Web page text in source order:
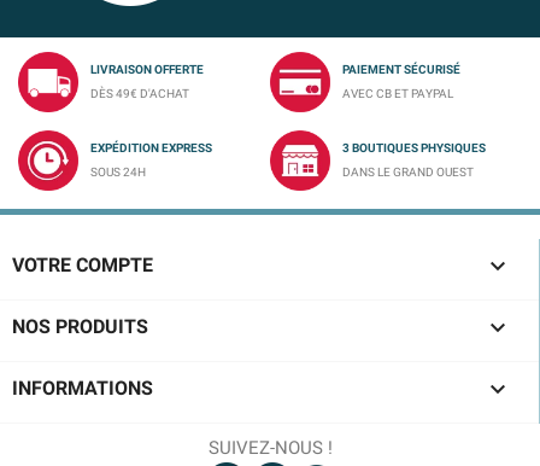
LIVRAISON OFFERTE
DÈS 49€ D'ACHAT
PAIEMENT SÉCURISÉ
AVEC CB ET PAYPAL
EXPÉDITION EXPRESS
SOUS 24H
3 BOUTIQUES PHYSIQUES
DANS LE GRAND OUEST
VOTRE COMPTE 
NOS PRODUITS 
INFORMATIONS 
SUIVEZ-NOUS !